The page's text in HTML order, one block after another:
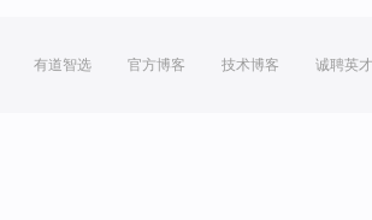
有道智选 官方博客 技术博客 诚聘英才